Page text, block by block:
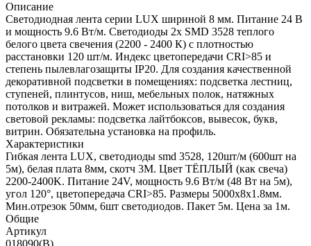
Описание
Светодиодная лента серии LUX шириной 8 мм. Питание 24 В
и мощность 9.6 Вт/м. Светодиоды 2x SMD 3528 теплого
белого цвета свечения (2200 - 2400 К) с плотностью
расстановки 120 шт/м. Индекс цветопередачи CRI>85 и
степень пылевлагозащиты IP20. Для создания качественной
декоративной подсветки в помещениях: подсветка лестниц,
ступеней, плинтусов, ниш, мебельных полок, натяжных
потолков и витражей. Может использоваться для создания
световой рекламы: подсветка лайтбоксов, вывесок, букв,
витрин. Обязательна установка на профиль.
Характеристики
Гибкая лента LUX, светодиоды smd 3528, 120шт/м (600шт на
5м), белая плата 8мм, скотч 3М. Цвет ТЁПЛЫЙ (как свеча)
2200-2400K. Питание 24V, мощность 9.6 Вт/м (48 Вт на 5м),
угол 120°, цветопередача CRI>85. Размеры 5000х8x1.8мм.
Мин.отрезок 50мм, 6шт светодиодов. Пакет 5м. Цена за 1м.
Общие
Артикул